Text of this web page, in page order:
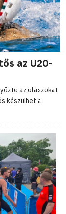
az U20-
az olaszokat
készülhet a